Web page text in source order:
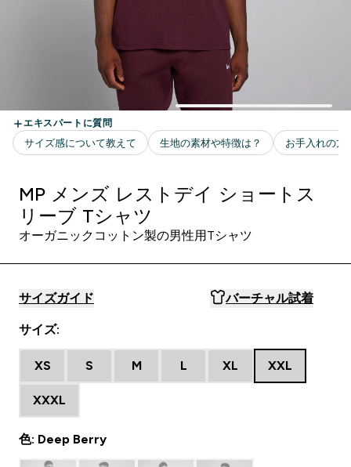
MP メンズ レストデイ ショートス
リーブ Tシャツ
オーガニックコットン製の男性用Tシャツ
サイズガイド バーチャル試着
サイズ:
XS S M L XL XXL
XXXL
色: Deep Berry